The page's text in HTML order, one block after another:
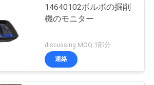
14640102ボルボの掘削
機のモニター
discussing MOQ:1部分
連絡